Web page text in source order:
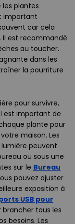
les plantes
important
car cela
Il est recommandé
au toucher.
dans les
la pourriture
pour survivre,
est important de
plante pour
maison. Les
peuvent
ou sous une
sur le Bureau
pouvez ajuster
exposition à
USB pour
tous les
besoins. Les